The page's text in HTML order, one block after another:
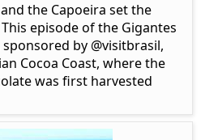
the Capoeira set the
episode of the Gigantes
by @visitbrasil,
Cocoa Coast, where the
was first harvested